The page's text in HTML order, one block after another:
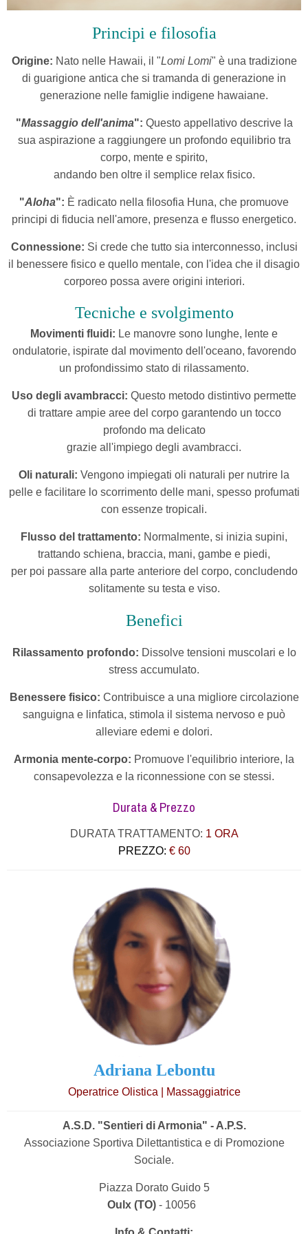
Principi e filosofia
Origine: Nato nelle Hawaii, il "Lomi Lomi" è una tradizione
di guarigione antica che si tramanda di generazione in
generazione nelle famiglie indigene hawaiane.
"Massaggio dell'anima": Questo appellativo descrive la
sua aspirazione a raggiungere un profondo equilibrio tra
corpo, mente e spirito,
andando ben oltre il semplice relax fisico.
"Aloha": È radicato nella filosofia Huna, che promuove
principi di fiducia nell'amore, presenza e flusso energetico.
Connessione: Si crede che tutto sia interconnesso, inclusi
il benessere fisico e quello mentale, con l'idea che il disagio
corporeo possa avere origini interiori.
Tecniche e svolgimento
Movimenti fluidi: Le manovre sono lunghe, lente e
ondulatorie, ispirate dal movimento dell'oceano, favorendo
un profondissimo stato di rilassamento.
Uso degli avambracci: Questo metodo distintivo permette
di trattare ampie aree del corpo garantendo un tocco
profondo ma delicato
grazie all'impiego degli avambracci.
Oli naturali: Vengono impiegati oli naturali per nutrire la
pelle e facilitare lo scorrimento delle mani, spesso profumati
con essenze tropicali.
Flusso del trattamento: Normalmente, si inizia supini,
trattando schiena, braccia, mani, gambe e piedi,
per poi passare alla parte anteriore del corpo, concludendo
solitamente su testa e viso.
Benefici
Rilassamento profondo: Dissolve tensioni muscolari e lo
stress accumulato.
Benessere fisico: Contribuisce a una migliore circolazione
sanguigna e linfatica, stimola il sistema nervoso e può
alleviare edemi e dolori.
Armonia mente-corpo: Promuove l'equilibrio interiore, la
consapevolezza e la riconnessione con se stessi.
Durata & Prezzo
DURATA TRATTAMENTO: 1 ORA
PREZZO: € 60
Adriana Lebontu
Operatrice Olistica | Massaggiatrice
A.S.D. "Sentieri di Armonia" - A.P.S.
Associazione Sportiva Dilettantistica e di Promozione
Sociale.
Piazza Dorato Guido 5
Oulx (TO)- 10056